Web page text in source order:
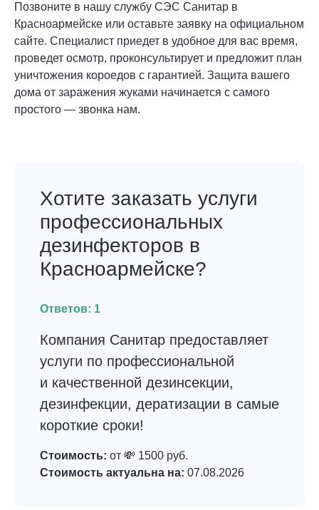
Позвоните в нашу службу СЭС Санитар в
Красноармейске или оставьте заявку на официальном
сайте. Специалист приедет в удобное для вас время,
проведет осмотр, проконсультирует и предложит план
уничтожения короедов с гарантией. Защита вашего
дома от заражения жуками начинается с самого
простого — звонка нам.
Хотите заказать услуги
профессиональных
дезинфекторов в
Красноармейске?
Ответов: 1
Компания Санитар предоставляет
услуги по профессиональной
и качественной дезинсекции,
дезинфекции, дератизации в самые
короткие сроки!
Стоимость: от 💸 1500 руб.
Стоимость актуальна на: 07.08.2026